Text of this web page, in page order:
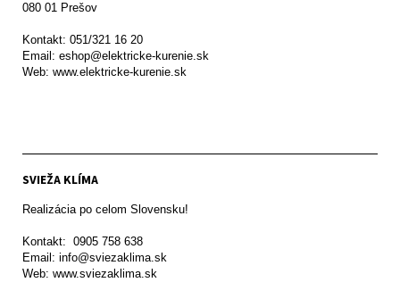
080 01 Prešov
Kontakt: 051/321 16 20
Email: eshop@elektricke-kurenie.sk
Web: www.elektricke-kurenie.sk
SVIEŽA KLÍMA
Realizácia po celom Slovensku!
Kontakt:  0905 758 638
Email: info@sviezaklima.sk
Web: www.sviezaklima.sk